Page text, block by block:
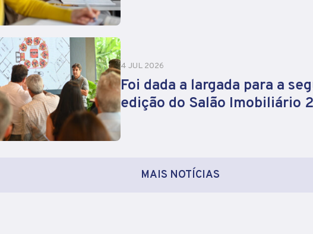
4 JUL 2026
Foi dada a largada para a
edição do Salão Imobiliário
MAIS NOTÍCIAS